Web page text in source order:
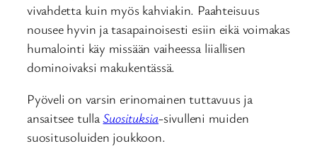
vivahdetta kuin myös kahviakin. Paahteisuus
nousee hyvin ja tasapainoisesti esiin eikä voimakas
humalointi käy missään vaiheessa liiallisen
dominoivaksi makukentässä.
Pyöveli on varsin erinomainen tuttavuus ja
ansaitsee tullaSuosituksia-sivulleni muiden
suositusoluiden joukkoon.